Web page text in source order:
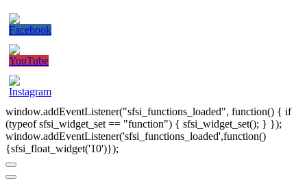
window.addEventListener("sfsi_functions_loaded", function() { if
(typeof sfsi_widget_set == "function") { sfsi_widget_set(); } });
window.addEventListener('sfsi_functions_loaded',function()
{sfsi_float_widget('10')});
Navigationsmenü
Navigationsmenü